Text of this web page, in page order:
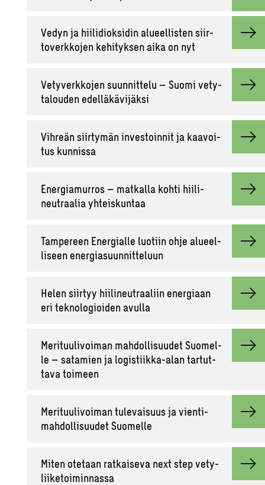
Vedyn ja hii­li­diok­si­din alu­eel­lis­ten siir­
to­verk­ko­jen ke­hi­tyk­sen aika on nyt
Ve­ty­verk­ko­jen suun­nit­te­lu – Suomi ve­ty­
ta­lou­den edel­lä­kä­vi­jäk­si
Vih­reän siir­ty­män in­ves­toin­nit ja kaa­voi­
tus kun­nis­sa
Ener­gia­mur­ros – mat­kal­la kohti hii­li­
neut­raa­lia yh­teis­kun­taa
Tam­pe­reen Ener­gial­le luo­tiin ohje alu­eel­
li­seen ener­gia­suun­nit­te­luun
Helen siir­tyy hii­li­neut­raa­liin ener­gi­aan
eri tek­no­lo­gioi­den avul­la
Me­ri­tuu­li­voi­man mah­dol­li­suu­det Suo­mel­
le – sa­ta­mien ja lo­gis­tiik­ka-alan tar­tut­
ta­va toi­meen
Me­ri­tuu­li­voi­man tu­le­vai­suus ja vien­ti­
mah­dol­li­suu­det Suo­mel­le
Miten ote­taan rat­kai­se­va next step ve­ty­
lii­ke­toi­min­nas­sa